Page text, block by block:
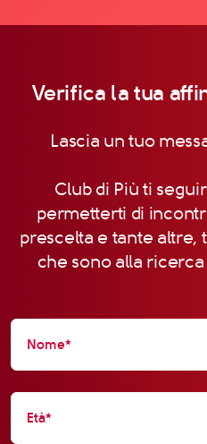
Verifica la tua
Lascia un tuo
Club di Più ti
permetterti di
prescelta e tante altre,
che sono alla